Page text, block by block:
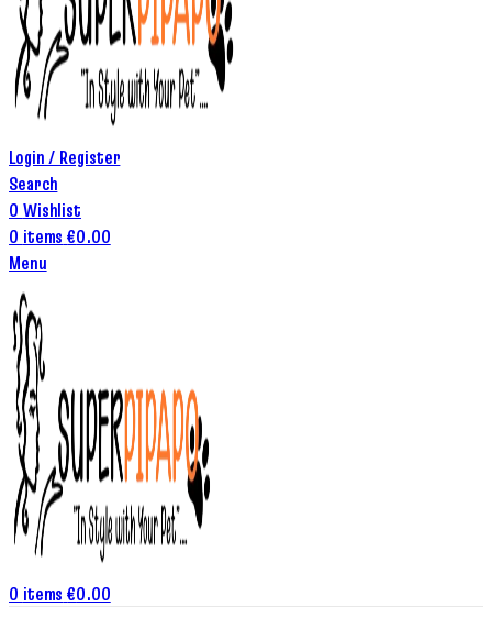
Login / Register
Search
0 Wishlist
0 items €0.00
Menu
0 items €0.00